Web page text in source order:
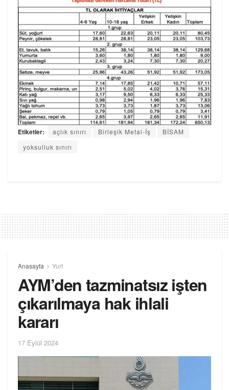
Etiketler: açlık sınırı Birleşik Metal-İş
BİSAM
yoksulluk sınırı
Anasayfa Yurt
AYM’den tazminatsız işten
çıkarılmaya hak ihlali
kararı
17 Eylül 2024